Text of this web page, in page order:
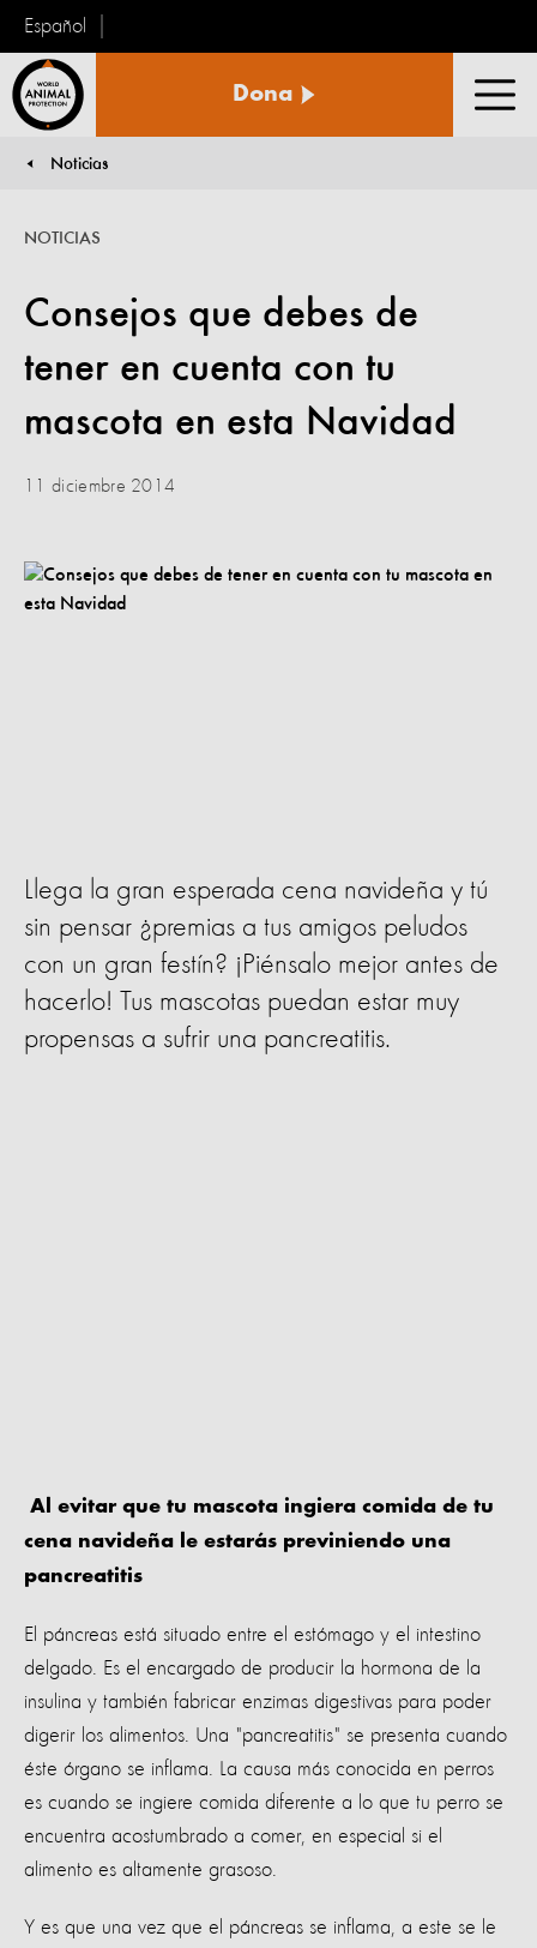
Español
Animal
Dona
Noticias
Consejos que debes de
tener en cuenta con tu
mascota en esta Navidad
NOTICIAS
11 diciembre 2014
Llega la gran esperada cena navideña y tú
sin pensar ¿premias a tus amigos peludos
con un gran festín? ¡Piénsalo mejor antes de
hacerlo! Tus mascotas puedan estar muy
propensas a sufrir una pancreatitis.
Al evitar que tu mascota ingiera comida de tu
cena navideña le estarás previniendo una
pancreatitis
El páncreas está situado entre el estómago y el intestino
delgado. Es el encargado de producir la hormona de la
insulina y también fabricar enzimas digestivas para poder
digerir los alimentos. Una "pancreatitis" se presenta cuando
éste órgano se inflama. La causa más conocida en perros
es cuando se ingiere comida diferente a lo que tu perro se
encuentra acostumbrado a comer, en especial si el
alimento es altamente grasoso.
Y es que una vez que el páncreas se inflama, a este se le